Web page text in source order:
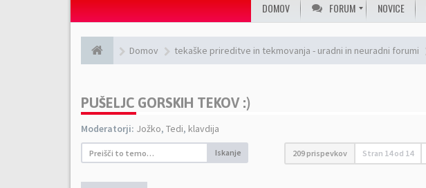
DOMOV FORUM NOVICE
Domov tekaške prireditve in tekmovanja - uradni in neuradni forumi
PUŠELJC GORSKIH TEKOV :)
Moderatorji: Jožko, Tedi, klavdija
Iskanje 209 prispevkov Stran 14od 14